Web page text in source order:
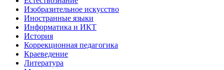
Изобразительное искусство
Иностранные языки
Информатика и ИКТ
История
Коррекционная педагогика
Краеведение
Литература